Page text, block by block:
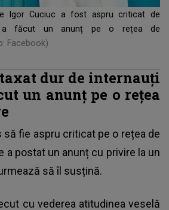
Igor Cuciuc a fost aspru criticat de
a făcut un anunț pe o rețea de
Facebook)
dur de internauți
un anunț pe o rețea
să fie aspru criticat pe o rețea de
a postat un anunț cu privire la un
să îl susțină.
cu vederea atitudinea veselă